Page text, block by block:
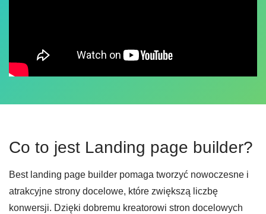
Co to jest Landing page builder?
Best landing page builder pomaga tworzyć nowoczesne i
atrakcyjne strony docelowe, które zwiększą liczbę
konwersji. Dzięki dobremu kreatorowi stron docelowych